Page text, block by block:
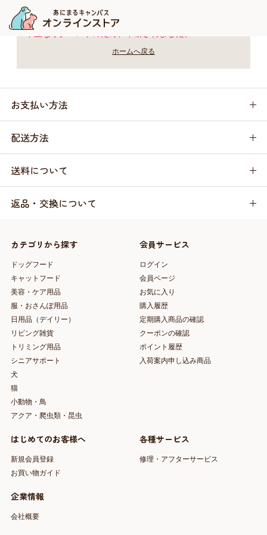
ホームへ戻る
お支払い方法
配送方法
送料について
返品・交換について
カテゴリから探す
ドッグフード
キャットフード
美容・ケア用品
服・おさんぽ用品
日用品（デイリー）
リビング雑貨
トリミング用品
シニアサポート
犬
猫
小動物・鳥
アクア・爬虫類・昆虫
会員サービス
ログイン
会員ページ
お気に入り
購入履歴
定期購入商品の確認
クーポンの確認
ポイント履歴
入荷案内申し込み商品
はじめてのお客様へ
新規会員登録
お買い物ガイド
各種サービス
修理・アフターサービス
企業情報
会社概要